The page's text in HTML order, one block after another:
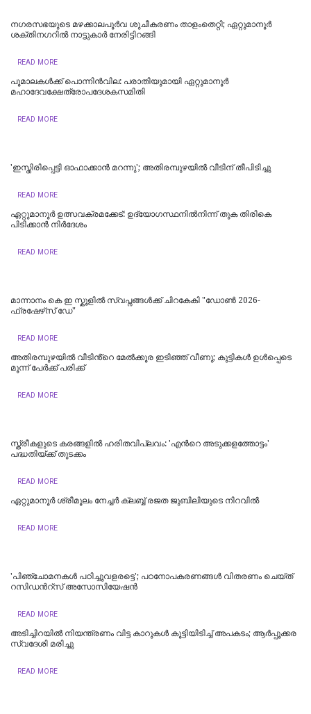
നഗരസഭയുടെ മഴക്കാലപൂർവ ശുചീകരണം താളംതെറ്റി; ഏറ്റുമാനൂർ
ശക്തിനഗറിൽ നാട്ടുകാർ നേരിട്ടിറങ്ങി
READ MORE
പൂമാലകള്‍ക്ക് പൊന്നിന്‍വില: പരാതിയുമായി ഏറ്റുമാനൂര്‍
മഹാദേവക്ഷേത്രോപദേശകസമിതി
READ MORE
'ഇസ്തിരിപ്പെട്ടി ഓഫാക്കാൻ മറന്നു'; അതിരമ്പുഴയിൽ വീടിന് തീപിടിച്ചു
READ MORE
ഏറ്റുമാനൂർ ഉത്സവക്രമക്കേട്: ഉദ്യോഗസ്ഥനിൽനിന്ന് തുക തിരികെ
പിടിക്കാൻ നിർദേശം
READ MORE
മാന്നാനം കെ ഇ സ്കൂളില്‍ സ്വപ്നങ്ങൾക്ക് ചിറകേകി "ഡോണ്‍ 2026-
ഫ്രഷേഴ്‌സ് ഡേ"
READ MORE
അതിരമ്പുഴയില്‍ വീടിൻ്റെ മേൽക്കൂര ഇടിഞ്ഞ് വീണു; കുട്ടികൾ ഉൾപ്പെടെ
മൂന്ന് പേർക്ക് പരിക്ക്
READ MORE
സ്ത്രീകളുടെ കരങ്ങളിൽ ഹരിതവിപ്ലവം: 'എന്‍റെ അടുക്കളത്തോട്ടം'
പദ്ധതിയ്ക്ക് തുടക്കം
READ MORE
ഏറ്റുമാനൂർ ശ്രീമൂലം നേച്ചർ ക്ലബ്ബ് രജത ജുബിലിയുടെ നിറവിൽ
READ MORE
'പിഞ്ചോമനകള്‍ പഠിച്ചുവളരട്ടെ'; പഠനോപകരണങ്ങള്‍ വിതരണം ചെയ്ത്
റസിഡന്‍റ്സ് അസോസിയേഷന്‍
READ MORE
അടിച്ചിറയിൽ നിയന്ത്രണം വിട്ട കാറുകൾ കൂട്ടിയിടിച്ച് അപകടം; ആർപ്പൂക്കര
സ്വദേശി മരിച്ചു
READ MORE